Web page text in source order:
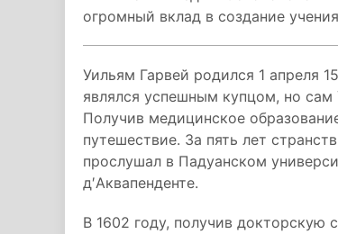
огромный вклад в создание
Уильям Гарвей родился 1 апреля
являлся успешным купцом, но сам
Получив медицинское
путешествие. За пять лет
прослушал в Падуанском
д′Аквапенденте.
В 1602 году, получив докторскую